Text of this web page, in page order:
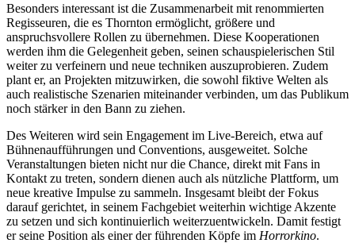
Besonders interessant ist die Zusammenarbeit mit renommierten
Regisseuren, die es Thornton ermöglicht, größere und
anspruchsvollere Rollen zu übernehmen. Diese Kooperationen
werden ihm die Gelegenheit geben, seinen schauspielerischen Stil
weiter zu verfeinern und neue techniken auszuprobieren. Zudem
plant er, an Projekten mitzuwirken, die sowohl fiktive Welten als
auch realistische Szenarien miteinander verbinden, um das Publikum
noch stärker in den Bann zu ziehen.
Des Weiteren wird sein Engagement im Live-Bereich, etwa auf
Bühnenaufführungen und Conventions, ausgeweitet. Solche
Veranstaltungen bieten nicht nur die Chance, direkt mit Fans in
Kontakt zu treten, sondern dienen auch als nützliche Plattform, um
neue kreative Impulse zu sammeln. Insgesamt bleibt der Fokus
darauf gerichtet, in seinem Fachgebiet weiterhin wichtige Akzente
zu setzen und sich kontinuierlich weiterzuentwickeln. Damit festigt
er seine Position als einer der führenden Köpfe im Horrorkino.